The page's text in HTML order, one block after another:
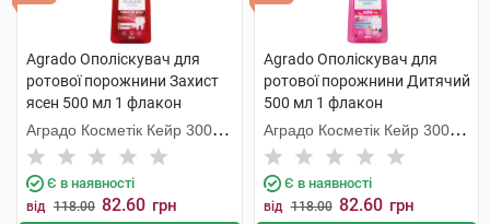
Agrado Ополіскувач для
ротової порожнини Захист
ясен 500 мл 1 флакон
Аградо Косметік Кейр 3000
С.Л.У.
Є в наявності
від 118.00 82.60 грн
Agrado Ополіскувач для
ротової порожнини Дитячий
500 мл 1 флакон
Аградо Косметік Кейр 3000
С.Л.У.
Є в наявності
від 118.00 82.60 грн